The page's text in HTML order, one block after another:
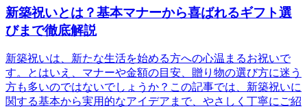
新築祝いとは？基本マナーから喜ばれるギフト選
びまで徹底解説
新築祝いは、新たな生活を始める方への心温まるお祝いで
す。とはいえ、マナーや金額の目安、贈り物の選び方に迷う
方も多いのではないでしょうか？この記事では、新築祝いに
関する基本から実用的なアイデアまで、やさしく丁寧にご紹